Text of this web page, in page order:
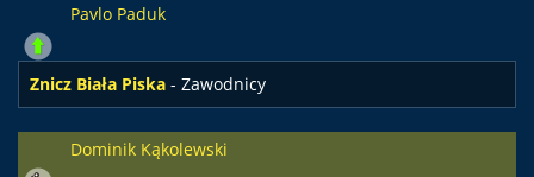
Pavlo Paduk
Znicz Biała Piska - Zawodnicy
Dominik Kąkolewski